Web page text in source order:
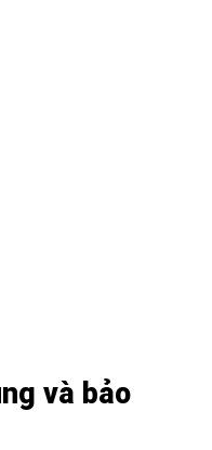
và bảo